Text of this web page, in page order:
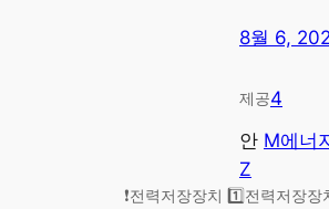
8월 6,
제공4
안 M에너
Z
❗전력저장장치 1️⃣전력저장